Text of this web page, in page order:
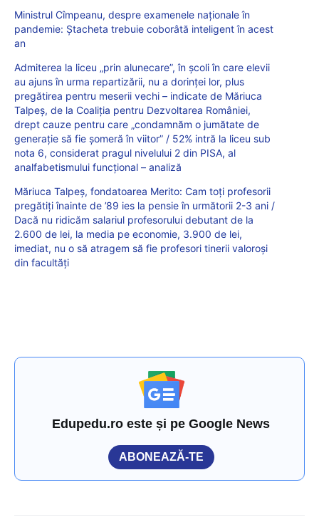
Ministrul Cîmpeanu, despre examenele naţionale în
pandemie: Ştacheta trebuie coborâtă inteligent în acest
an
Admiterea la liceu „prin alunecare”, în școli în care elevii
au ajuns în urma repartizării, nu a dorinței lor, plus
pregătirea pentru meserii vechi – indicate de Măriuca
Talpeș, de la Coaliția pentru Dezvoltarea României,
drept cauze pentru care „condamnăm o jumătate de
generație să fie șomeră în viitor” / 52% intră la liceu sub
nota 6, considerat pragul nivelului 2 din PISA, al
analfabetismului funcțional – analiză
Măriuca Talpeș, fondatoarea Merito: Cam toți profesorii
pregătiți înainte de ’89 ies la pensie în următorii 2-3 ani /
Dacă nu ridicăm salariul profesorului debutant de la
2.600 de lei, la media pe economie, 3.900 de lei,
imediat, nu o să atragem să fie profesori tinerii valoroși
din facultăți
Edupedu.ro este și pe Google News
ABONEAZĂ-TE